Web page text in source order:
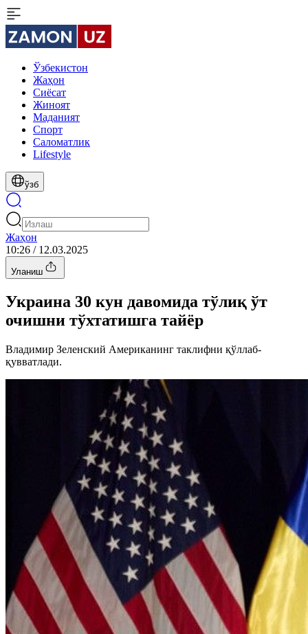
Ўзбекистон
Жаҳон
Сиёсат
Жиноят
Маданият
Спорт
Cаломатлик
Lifestyle
ўзб
Жаҳон
10:26 / 12.03.2025
Уланиш
Украина 30 кун давомида тўлиқ ўт
очишни тўхтатишга тайёр
Владимир Зеленский Американинг таклифни қўллаб-
қувватлади.